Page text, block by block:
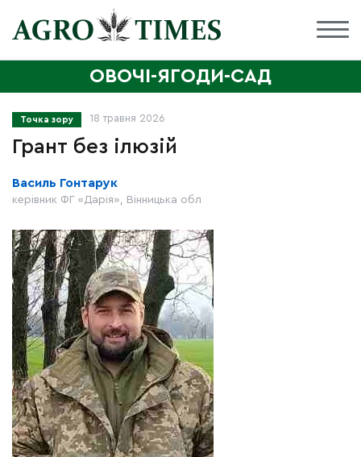
ОВОЧІ-ЯГОДИ-САД
Точка зору 18 травня 2026
Грант без ілюзій
Василь Гонтарук
керівник ФГ «Дарія», Вінницька обл